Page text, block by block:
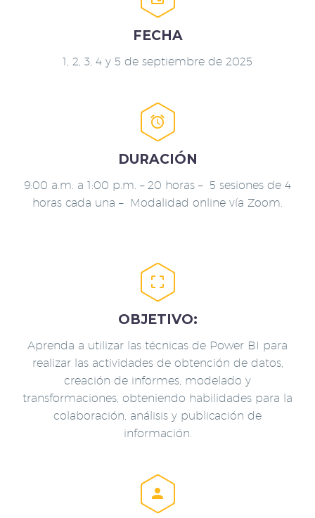
FECHA
1, 2, 3, 4 y 5 de septiembre de 2025


DURACIÓN
9:00 a.m. a 1:00 p.m. – 20 horas – 5 sesiones de 4
horas cada una – Modalidad online vía Zoom.


OBJETIVO:
Aprenda a utilizar las técnicas de Power BI para
realizar las actividades de obtención de datos,
creación de informes, modelado y
transformaciones, obteniendo habilidades para la
colaboración, análisis y publicación de
información.

